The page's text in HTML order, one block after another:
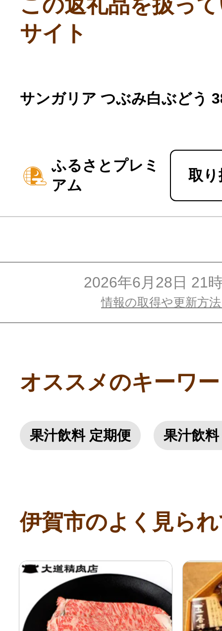
サイト
サンガリア つぶみ白ぶどう
ふるさとプレミ
アム
取
2026年6月28日 21
情報の取得や更新方
オススメのキーワ
果汁飲料 定期便 果汁飲
伊賀市のよく見ら